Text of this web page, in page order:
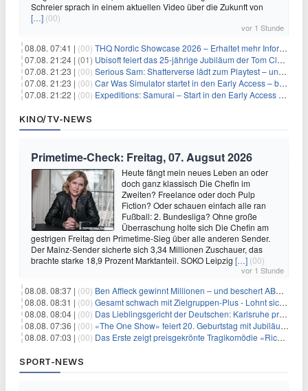
Schreier sprach in einem aktuellen Video über die Zukunft von
[…] (00)
vor 1 Stunde
08.08. 07:41 | (00) THQ Nordic Showcase 2026 – Erhaltet mehr Informationen
07.08. 21:24 | (01) Ubisoft feiert das 25-jährige Jubiläum der Tom Clancy’s Ghost Recon-Reihe
07.08. 21:23 | (00) Serious Sam: Shatterverse lädt zum Playtest – und erscheint schon bald!
07.08. 21:23 | (00) Car Was Simulator startet in den Early Access – bald gehts los!
07.08. 21:22 | (00) Expeditions: Samurai – Start in den Early Access ab heute im feudalen Japan
KINO/TV-NEWS
Primetime-Check: Freitag, 07. Augsut 2026
Heute fängt mein neues Leben an oder
doch ganz klassisch Die Chefin im
Zweiten? Freelance oder doch Pulp
Fiction? Oder schauen einfach alle ran
Fußball: 2. Bundesliga? Ohne große
Überraschung holte sich Die Chefin am
gestrigen Freitag den Primetime-Sieg über alle anderen Sender.
Der Mainz-Sender sicherte sich 3,34 Millionen Zuschauer, das
brachte starke 18,9 Prozent Marktanteil. SOKO Leipzig […] (00)
vor 1 Stunde
08.08. 08:37 | (00) Ben Affleck gewinnt Millionen – und beschert ABC Top-Quoten
08.08. 08:31 | (00) Gesamt schwach mit Zielgruppen-Plus - Lohnt sich First Dates Hotel doch?
08.08. 08:04 | (00) Das Lieblingsgericht der Deutschen: Karlsruhe prägt seit 75 Jahren die Republik
08.08. 07:36 | (00) «The One Show» feiert 20. Geburtstag mit Jubiläumswoche
08.08. 07:03 | (00) Das Erste zeigt preisgekrönte Tragikomödie «Rickerl» als Free-TV-Premiere
SPORT-NEWS